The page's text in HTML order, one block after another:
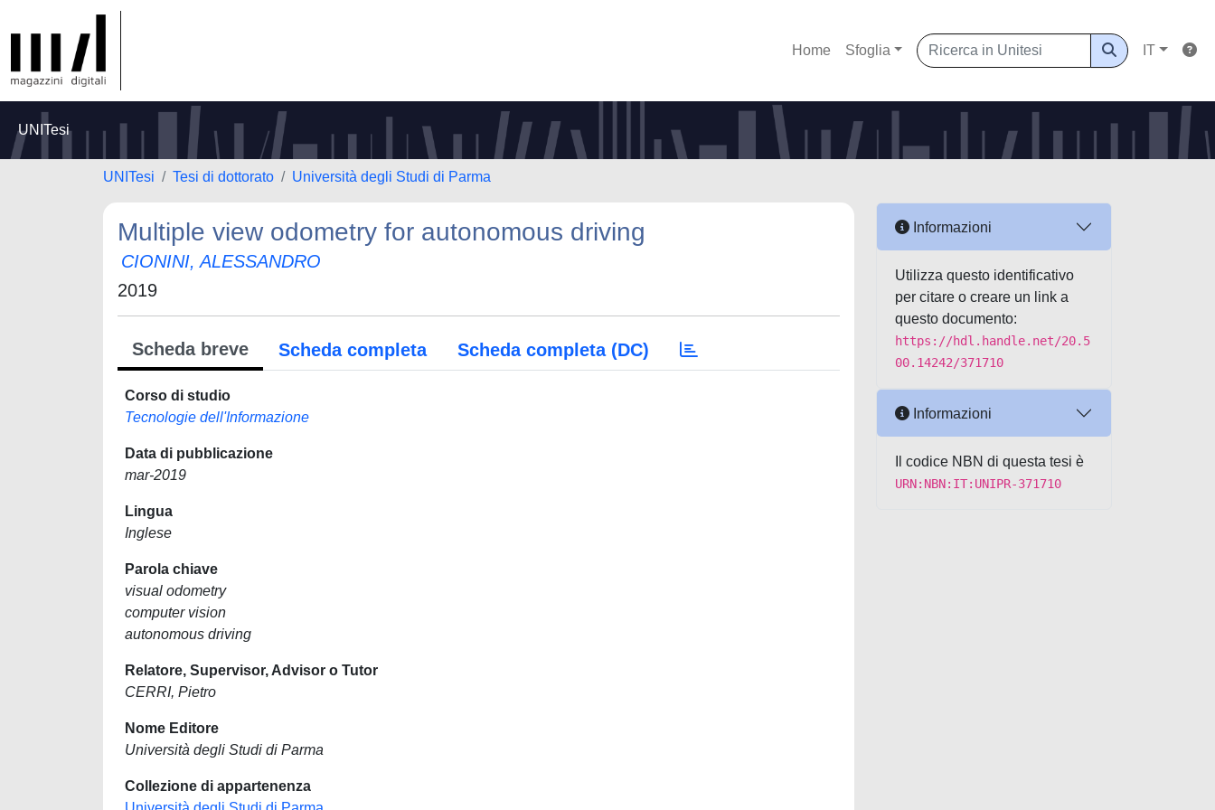
Home Sfoglia IT
UNITesi
UNITesi Tesi di dottorato Università degli Studi di Parma
Multiple view odometry for autonomous driving
CIONINI, ALESSANDRO
2019
Scheda breve Scheda completa Scheda completa (DC)
Corso di studio
Tecnologie dell'Informazione
Data di pubblicazione
mar-2019
Lingua
Inglese
Parola chiave
visual odometry
computer vision
autonomous driving
Relatore, Supervisor, Advisor o Tutor
CERRI, Pietro
Nome Editore
Università degli Studi di Parma
Collezione di appartenenza
Informazioni
Utilizza questo identificativo
per citare o creare un link a
questo documento:
https://hdl.handle.net/20.5
00.14242/371710
Informazioni
Il codice NBN di questa tesi è
URN:NBN:IT:UNIPR-371710